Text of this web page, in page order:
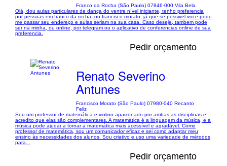
Franco da Rocha (São Paulo) 07846-000 Vila Bela
Olá, dou aulas particulares de dança do ventre nível iniciante, tenho preferencia
por pessoas em franco da rocha, ou francisco morato, já que se possivel voce pode
me passar seu endereço e aulas seriam na sua casa. Caso deseje, tambem pode
ser na minha, ou online, por telegram ou o aplicativo de conferencias online de sua
preferencia.
Pedir orçamento
Renato Severino
Antunes
Francisco Morato (São Paulo) 07980-040 Recanto
Feliz
Sou um professor de matemática e violino apaixonado por ambas as disciplinas e
acredito que elas são complementares. A matemática é a linguagem da música, e a
música pode ajudar a tornar a matemática mais acessível e agradável. Como
professor de matemática, sou um comunicador eficaz e sei como adaptar meu
ensino às necessidades dos alunos. Sou criativo e uso uma variedade de métodos
para...
Pedir orçamento